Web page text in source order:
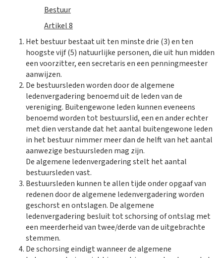
Bestuur
Artikel 8
Het bestuur bestaat uit ten minste drie (3) en ten
hoogste vijf (5) natuurlijke personen, die uit hun midden
een voorzitter, een secretaris en een penningmeester
aanwijzen.
De bestuursleden worden door de algemene
ledenvergadering benoemd uit de leden van de
vereniging. Buitengewone leden kunnen eveneens
benoemd worden tot bestuurslid, een en ander echter
met dien verstande dat het aantal buitengewone leden
in het bestuur nimmer meer dan de helft van het aantal
aanwezige bestuursleden mag zijn.
De algemene ledenvergadering stelt het aantal
bestuursleden vast.
Bestuursleden kunnen te allen tijde onder opgaaf van
redenen door de algemene ledenvergadering worden
geschorst en ontslagen. De algemene
ledenvergadering besluit tot schorsing of ontslag met
een meerderheid van twee/derde van de uitgebrachte
stemmen.​
De schorsing eindigt wanneer de algemene